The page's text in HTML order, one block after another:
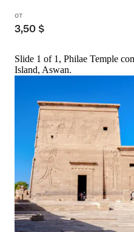
от
3,50 $
Slide 1 of 1, Philae Temple
Island, Aswan.